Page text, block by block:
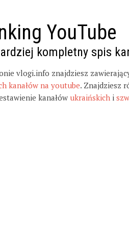
YouTube
kompletny spis
vlogi.info znajdziesz
kanałów na youtube. Znajdziesz
kanałów ukraińskich i